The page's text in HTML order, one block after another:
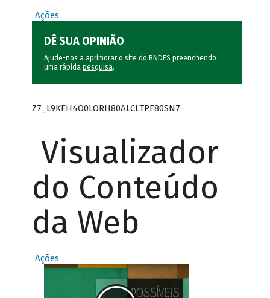
Ações
DÊ SUA OPINIÃO
Ajude-nos a aprimorar o site do BNDES preenchendo
uma rápida pesquisa.
Z7_L9KEH4O0LORH80ALCLTPF80SN7
Visualizador
do Conteúdo
da Web
Ações